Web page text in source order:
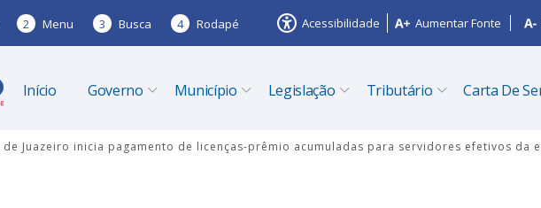
2 Menu 3 Busca 4 Rodapé Acessibilidade Aumentar Fonte
Início Governo Município Legislação Tributário Carta De
Juazeiro inicia pagamento de licenças-prêmio acumuladas para servidores efetivos da